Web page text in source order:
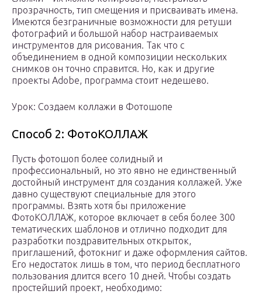
прозрачность, тип смещения и присваивать имена.
Имеются безграничные возможности для ретуши
фотографий и большой набор настраиваемых
инструментов для рисования. Так что с
объединением в одной композиции нескольких
снимков он точно справится. Но, как и другие
проекты Adobe, программа стоит недешево.
Урок: Создаем коллажи в Фотошопе
Способ 2: ФотоКОЛЛАЖ
Пусть фотошоп более солидный и
профессиональный, но это явно не единственный
достойный инструмент для создания коллажей. Уже
давно существуют специальные для этого
программы. Взять хотя бы приложение
ФотоКОЛЛАЖ, которое включает в себя более 300
тематических шаблонов и отлично подходит для
разработки поздравительных открыток,
приглашений, фотокниг и даже оформления сайтов.
Его недостаток лишь в том, что период бесплатного
пользования длится всего 10 дней. Чтобы создать
простейший проект, необходимо: